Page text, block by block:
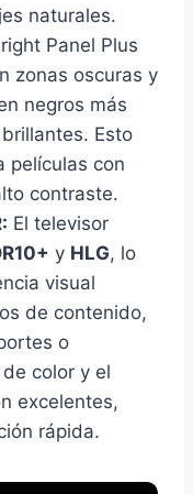
naturales.
Panel Plus
zonas oscuras y
negros más
Esto
películas con
contraste.
El televisor
y HLG, lo
visual
de contenido,
o
color y el
excelentes,
rápida.